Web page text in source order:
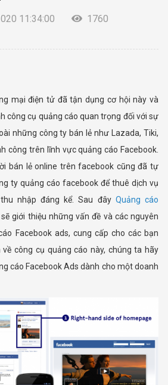
11:34:00
1760
mại điện tử đã tận dụng cơ hội này và
công cụ quảng cáo quan trọng đối với sự
những công ty bán lẻ như Lazada, Tiki,
công trên lĩnh vực quảng cáo Facebook.
bán lẻ online trên facebook cũng đã tự
ty quảng cáo facebook để thuê dịch vụ
nhập đáng kể. Sau đây Quảng cáo
sẽ giới thiệu những vấn đề và các nguyên
Facebook ads, cung cấp cho các bạn
công cụ quảng cáo này, chúng ta hãy
cáo Facebook Ads dành cho một doanh